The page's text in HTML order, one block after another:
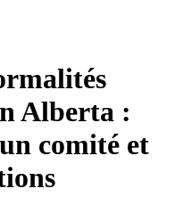
Alberta :
comité et